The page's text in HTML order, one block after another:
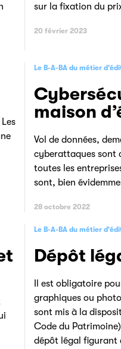
sur la fixation du
20 février 2023
Le B-A-BA du métier
maison
Vol de données,
cyberattaques sont
toutes les
sont, bien
28 octobre 2022
Le B-A-BA du métier
Dépôt
Il est obligatoire
graphiques ou
sont mis à la
Code du
dépôt légal figurant